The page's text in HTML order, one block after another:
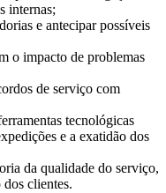
internas;
e antecipar possíveis
o impacto de problemas
de serviço com
tecnológicas
e a exatidão dos
da qualidade do serviço,
clientes.